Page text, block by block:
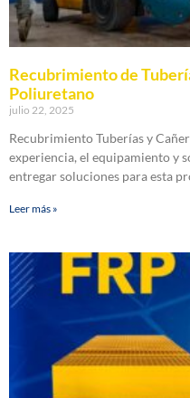
Recubrimiento de
Poliuretano
julio 22, 2025
Recubrimiento Tuberías y
experiencia, el equipamiento y
entregar soluciones para esta
Leer más »